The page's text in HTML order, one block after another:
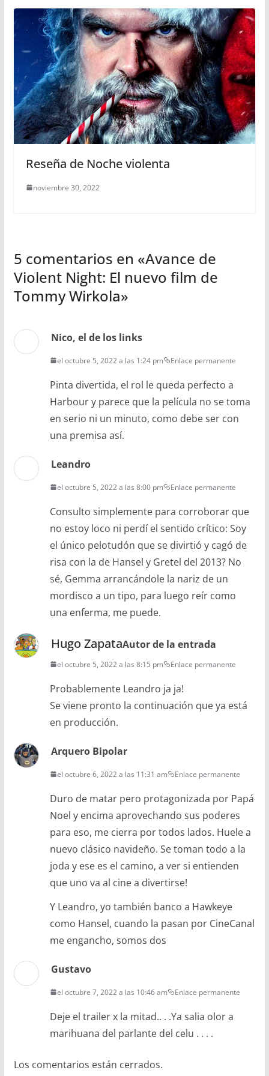
Reseña de Noche violenta
noviembre 30, 2022
5 comentarios en «Avance de
Violent Night: El nuevo film de
Tommy Wirkola»
Nico, el de los links
el octubre 5, 2022 a las 1:24 pm Enlace permanente
Pinta divertida, el rol le queda perfecto a
Harbour y parece que la película no se toma
en serio ni un minuto, como debe ser con
una premisa así.
Leandro
el octubre 5, 2022 a las 8:00 pm Enlace permanente
Consulto simplemente para corroborar que
no estoy loco ni perdí el sentido crítico: Soy
el único pelotudón que se divirtió y cagó de
risa con la de Hansel y Gretel del 2013? No
sé, Gemma arrancándole la nariz de un
mordisco a un tipo, para luego reír como
una enferma, me puede.
Hugo ZapataAutor de la entrada
el octubre 5, 2022 a las 8:15 pm Enlace permanente
Probablemente Leandro ja ja!
Se viene pronto la continuación que ya está
en producción.
Arquero Bipolar
el octubre 6, 2022 a las 11:31 am Enlace permanente
Duro de matar pero protagonizada por Papá
Noel y encima aprovechando sus poderes
para eso, me cierra por todos lados. Huele a
nuevo clásico navideño. Se toman todo a la
joda y ese es el camino, a ver si entienden
que uno va al cine a divertirse!
Y Leandro, yo también banco a Hawkeye
como Hansel, cuando la pasan por CineCanal
me engancho, somos dos
Gustavo
el octubre 7, 2022 a las 10:46 am Enlace permanente
Deje el trailer x la mitad.. . .Ya salia olor a
marihuana del parlante del celu . . . .
Los comentarios están cerrados.